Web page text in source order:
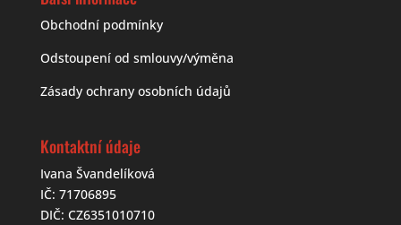
Obchodní podmínky
Odstoupení od smlouvy/výměna
Zásady ochrany osobních údajů
Kontaktní údaje
Ivana Švandelíková
IČ: 71706895
DIČ: CZ6351010710